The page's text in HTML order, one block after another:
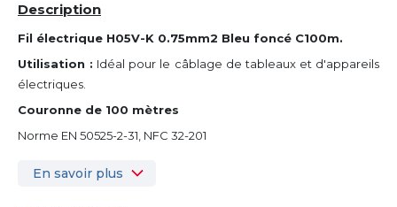
Description
Fil électrique H05V-K 0.75mm2 Bleu foncé C100m.
Utilisation : Idéal pour le câblage de tableaux et d'appareils
électriques.
Couronne de 100 mètres
Norme EN 50525-2-31, NFC 32-201
En savoir plus